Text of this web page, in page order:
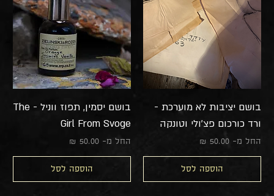
בושם יציבות לא מוערכת -
ורד כורכום פצ'ולי וטונקה
החל מ-
מחיר מבצע
הוספה לסל
בושם יסמין, תפוז ווניל - The
Girl From Svoge
החל מ-
מחיר מבצע
הוספה לסל